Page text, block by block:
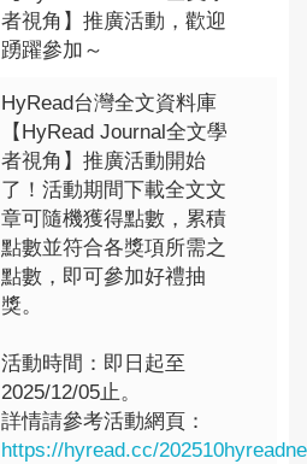
者視角】推廣活動，歡迎
踴躍參加～
HyRead台灣全文資料庫
【HyRead Journal全文學
者視角】推廣活動開始
了！活動期間下載全文文
章可隨機獲得點數，累積
點數並符合各獎項所需之
點數，即可參加好禮抽
獎。
活動時間：即日起至
2025/12/05止。
詳情請參考活動網頁：
https://hyread.cc/